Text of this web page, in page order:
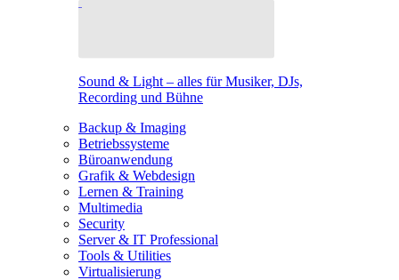
Sound & Light – alles für Musiker, DJs,
Recording und Bühne
Backup & Imaging
Betriebssysteme
Büroanwendung
Grafik & Webdesign
Lernen & Training
Multimedia
Security
Server & IT Professional
Tools & Utilities
Virtualisierung